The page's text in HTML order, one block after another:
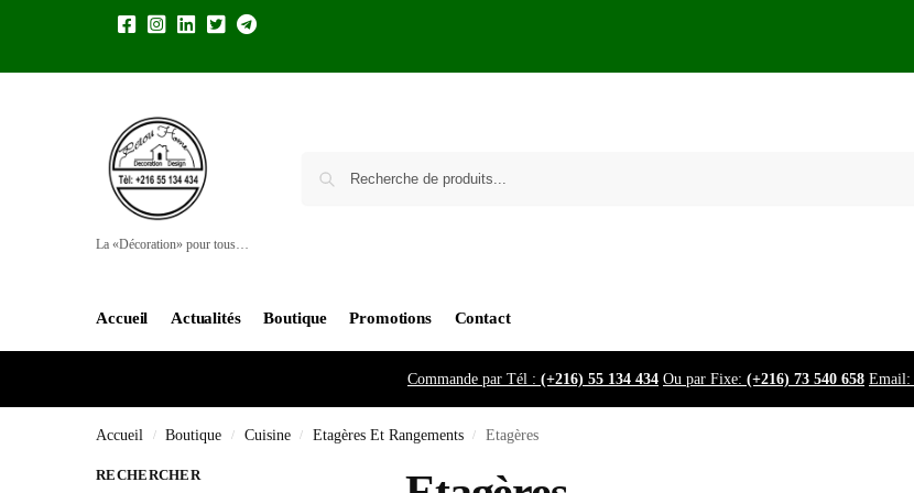
La «Décoration» pour tous…
Accueil Actualités Boutique Promotions Contact
Commande par Tél : (+216) 55 134 434 Ou par Fixe: (+216) 73 540 658 Email:
Accueil / Boutique / Cuisine / Etagères Et Rangements / Etagères
RECHERCHER